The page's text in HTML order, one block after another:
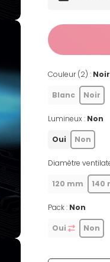
Couleur (2) : Noir
Blanc Noir
Lumineux : Non
Oui Non
Diamètre
120 mm 140
Pack : Non
Oui Non